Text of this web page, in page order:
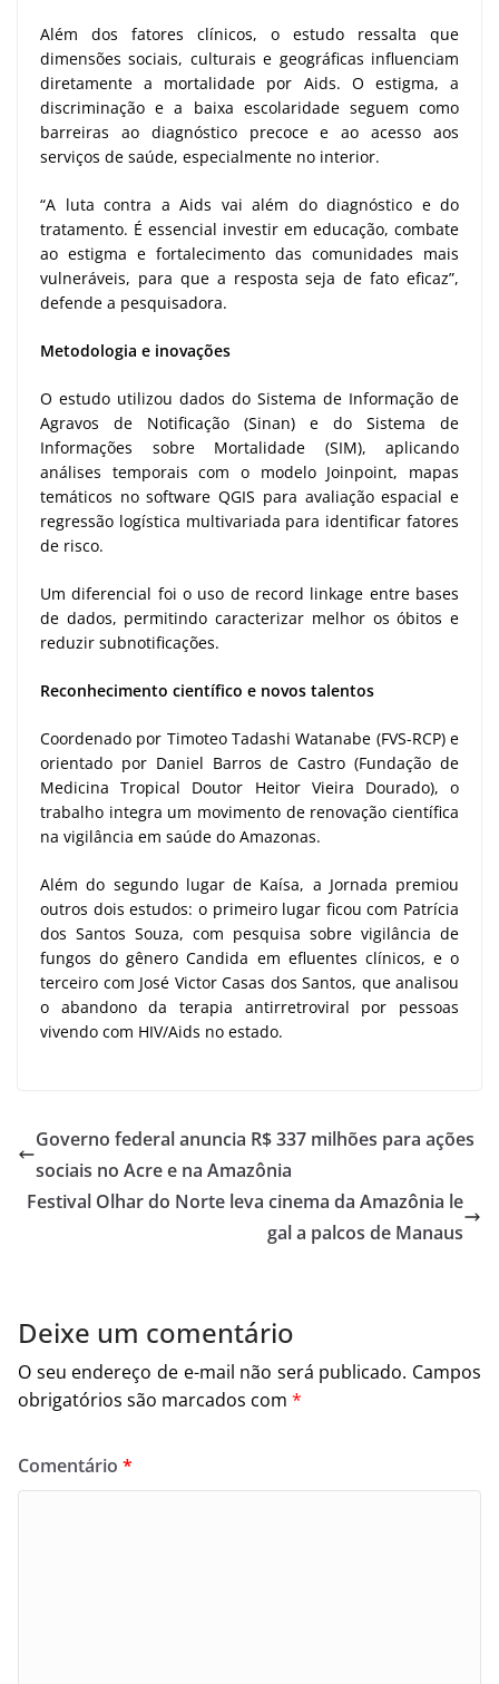
Além dos fatores clínicos, o estudo ressalta que
dimensões sociais, culturais e geográficas influenciam
diretamente a mortalidade por Aids. O estigma, a
discriminação e a baixa escolaridade seguem como
barreiras ao diagnóstico precoce e ao acesso aos
serviços de saúde, especialmente no interior.
“A luta contra a Aids vai além do diagnóstico e do
tratamento. É essencial investir em educação, combate
ao estigma e fortalecimento das comunidades mais
vulneráveis, para que a resposta seja de fato eficaz”,
defende a pesquisadora.
Metodologia e inovações
O estudo utilizou dados do Sistema de Informação de
Agravos de Notificação (Sinan) e do Sistema de
Informações sobre Mortalidade (SIM), aplicando
análises temporais com o modelo Joinpoint, mapas
temáticos no software QGIS para avaliação espacial e
regressão logística multivariada para identificar fatores
de risco.
Um diferencial foi o uso de record linkage entre bases
de dados, permitindo caracterizar melhor os óbitos e
reduzir subnotificações.
Reconhecimento científico e novos talentos
Coordenado por Timoteo Tadashi Watanabe (FVS-RCP) e
orientado por Daniel Barros de Castro (Fundação de
Medicina Tropical Doutor Heitor Vieira Dourado), o
trabalho integra um movimento de renovação científica
na vigilância em saúde do Amazonas.
Além do segundo lugar de Kaísa, a Jornada premiou
outros dois estudos: o primeiro lugar ficou com Patrícia
dos Santos Souza, com pesquisa sobre vigilância de
fungos do gênero Candida em efluentes clínicos, e o
terceiro com José Victor Casas dos Santos, que analisou
o abandono da terapia antirretroviral por pessoas
vivendo com HIV/Aids no estado.
Governo federal anuncia R$ 337 milhões para ações
sociais no Acre e na Amazônia
Festival Olhar do Norte leva cinema da Amazônia le
gal a palcos de Manaus
Deixe um comentário
O seu endereço de e-mail não será publicado. Campos
obrigatórios são marcados com *
Comentário *